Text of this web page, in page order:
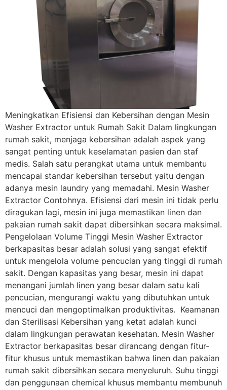
Meningkatkan Efisiensi dan Kebersihan dengan Mesin
Washer Extractor untuk Rumah Sakit Dalam lingkungan
rumah sakit, menjaga kebersihan adalah aspek yang
sangat penting untuk keselamatan pasien dan staf
medis. Salah satu perangkat utama untuk membantu
mencapai standar kebersihan tersebut yaitu dengan
adanya mesin laundry yang memadahi. Mesin Washer
Extractor Contohnya. Efisiensi dari mesin ini tidak perlu
diragukan lagi, mesin ini juga memastikan linen dan
pakaian rumah sakit dapat dibersihkan secara maksimal.
Pengelolaan Volume Tinggi Mesin Washer Extractor
berkapasitas besar adalah solusi yang sangat efektif
untuk mengelola volume pencucian yang tinggi di rumah
sakit. Dengan kapasitas yang besar, mesin ini dapat
menangani jumlah linen yang besar dalam satu kali
pencucian, mengurangi waktu yang dibutuhkan untuk
mencuci dan mengoptimalkan produktivitas. Keamanan
dan Sterilisasi Kebersihan yang ketat adalah kunci
dalam lingkungan perawatan kesehatan. Mesin Washer
Extractor berkapasitas besar dirancang dengan fitur-
fitur khusus untuk memastikan bahwa linen dan pakaian
rumah sakit dibersihkan secara menyeluruh. Suhu tinggi
dan penggunaan chemical khusus membantu membunuh